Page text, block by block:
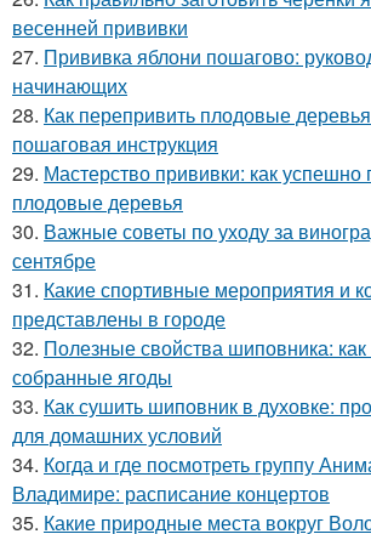
весенней прививки
27. Прививка яблони пошагово:
начинающих
28. Как перепривить плодовые
пошаговая инструкция
29. Мастерство прививки: как успешно
плодовые деревья
30. Важные советы по уходу за
сентябре
31. Какие спортивные мероприятия и
представлены в городе
32. Полезные свойства шиповника: как
собранные ягоды
33. Как сушить шиповник в духовке:
для домашних условий
34. Когда и где посмотреть группу
Владимире: расписание концертов
35. Какие природные места вокруг